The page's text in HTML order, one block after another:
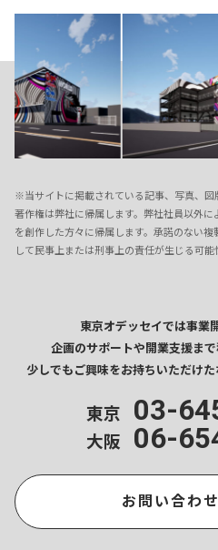
※当サイトに掲載されている記事、写真、図
著作権は弊社に帰属します。弊社社員以外
を創作した方々に帰属します。承諾のない
して民事上または刑事上の責任が生じる可能
東京オデッセイでは事業
企画のサポートや開業支援まで
少しでもご興味をお持ちいただけた
東京 03-
大阪 06-
お問い合わ